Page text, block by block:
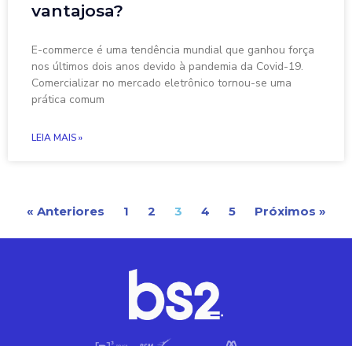
vantajosa?
E-commerce é uma tendência mundial que ganhou força
nos últimos dois anos devido à pandemia da Covid-19.
Comercializar no mercado eletrônico tornou-se uma
prática comum
LEIA MAIS »
« Anteriores 1 2 3 4 5 Próximos »